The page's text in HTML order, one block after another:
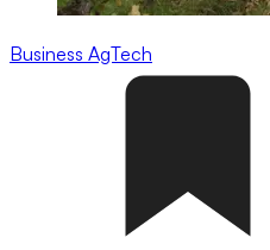
Business AgTech